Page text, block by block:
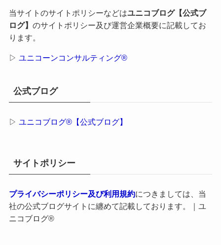
当サイトのサイトポリシーなどはユニコブログ【公式ブ
ログ】 のサイトポリシー及び運営企業概要に記載してお
ります。
▷ ユニコーンコンサルティング®
公式ブログ
▷ ユニコブログ®【公式ブログ】
サイトポリシー
プライバシーポリシー及び利用規約につきましては、当
社の公式ブログサイトに纏めて記載しております。｜ユ
ニコブログ®